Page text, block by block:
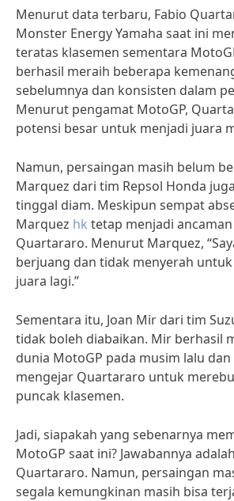
Menurut data terbaru, Fabio
Monster Energy Yamaha saat ini
teratas klasemen sementara
berhasil meraih beberapa
sebelumnya dan konsisten dalam
Menurut pengamat MotoGP,
potensi besar untuk menjadi juara
Namun, persaingan masih belum
Marquez dari tim Repsol Honda
tinggal diam. Meskipun sempat
Marquez hk tetap menjadi
Quartararo. Menurut Marquez,
berjuang dan tidak menyerah
juara lagi.”
Sementara itu, Joan Mir dari tim
tidak boleh diabaikan. Mir berhasil
dunia MotoGP pada musim lalu
mengejar Quartararo untuk
puncak klasemen.
Jadi, siapakah yang sebenarnya
MotoGP saat ini? Jawabannya
Quartararo. Namun, persaingan
segala kemungkinan masih bisa